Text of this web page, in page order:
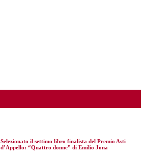
Selezionato il settimo libro finalista del Premio Asti
d’Appello: “Quattro donne” di Emilio Jona